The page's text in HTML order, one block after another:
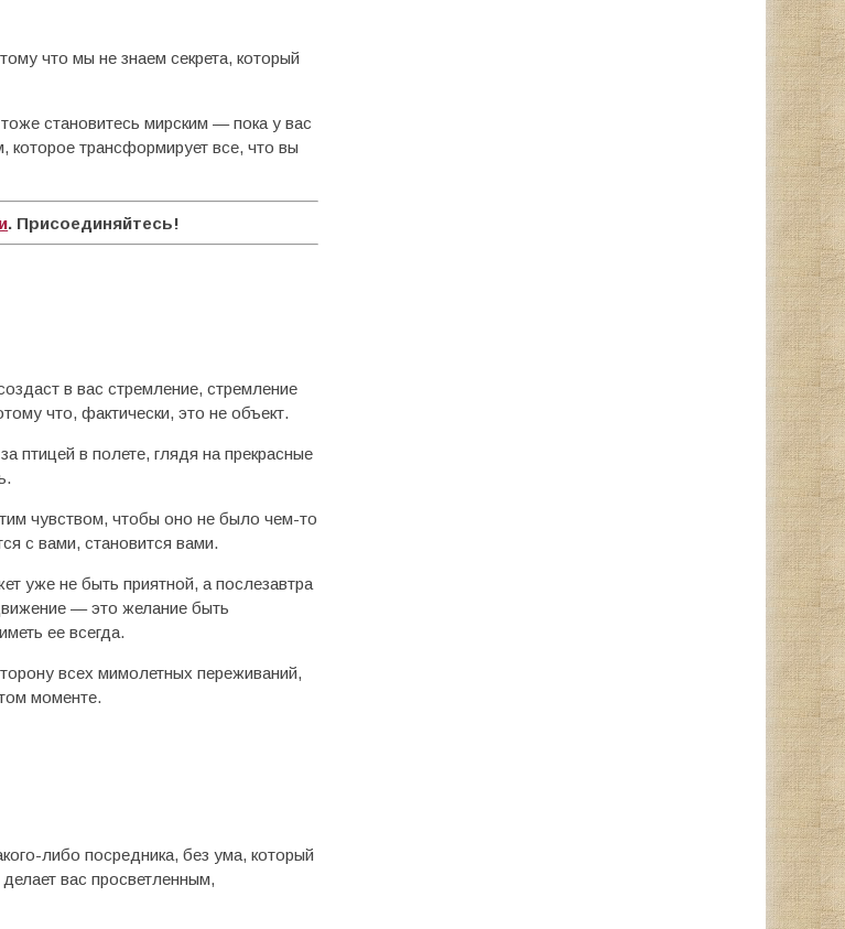
что мы не знаем секрета, который
становитесь мирским — пока у вас
которое трансформирует все, что вы
. Присоединяйтесь!
в вас стремление, стремление
что, фактически, это не объект.
птицей в полете, глядя на прекрасные
чувством, чтобы оно не было чем-то
с вами, становится вами.
уже не быть приятной, а послезавтра
— это желание быть
ее всегда.
всех мимолетных переживаний,
моменте.
либо посредника, без ума, который
вас просветленным,